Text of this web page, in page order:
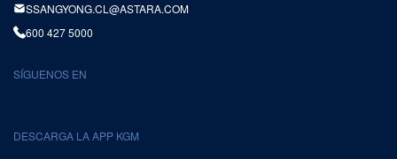
SSANGYONG.CL@ASTARA.COM
600 427 5000
SÍGUENOS EN
DESCARGA LA APP KGM